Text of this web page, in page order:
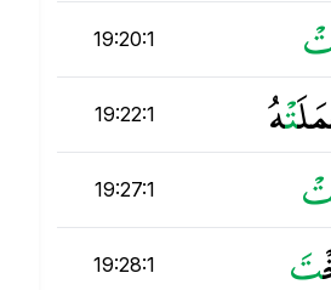
19:20:1
19:22:1 تْهُ
19:27:1
19:28:1 ت